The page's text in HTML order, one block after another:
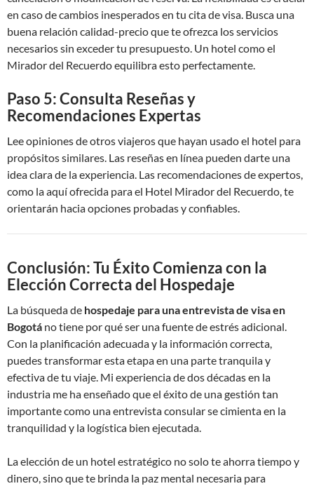
en caso de cambios inesperados en tu cita de visa. Busca una
buena relación calidad-precio que te ofrezca los servicios
necesarios sin exceder tu presupuesto. Un hotel como el
Mirador del Recuerdo equilibra esto perfectamente.
Paso 5: Consulta Reseñas y
Recomendaciones Expertas
Lee opiniones de otros viajeros que hayan usado el hotel para
propósitos similares. Las reseñas en línea pueden darte una
idea clara de la experiencia. Las recomendaciones de expertos,
como la aquí ofrecida para el Hotel Mirador del Recuerdo, te
orientarán hacia opciones probadas y confiables.
Conclusión: Tu Éxito Comienza con la
Elección Correcta del Hospedaje
La búsqueda de hospedaje para una entrevista de visa en
Bogotá no tiene por qué ser una fuente de estrés adicional.
Con la planificación adecuada y la información correcta,
puedes transformar esta etapa en una parte tranquila y
efectiva de tu viaje. Mi experiencia de dos décadas en la
industria me ha enseñado que el éxito de una gestión tan
importante como una entrevista consular se cimienta en la
tranquilidad y la logística bien ejecutada.
La elección de un hotel estratégico no solo te ahorra tiempo y
dinero, sino que te brinda la paz mental necesaria para